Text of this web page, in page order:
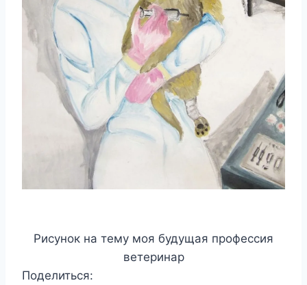
Рисунок на тему моя будущая профессия
ветеринар
Поделиться: